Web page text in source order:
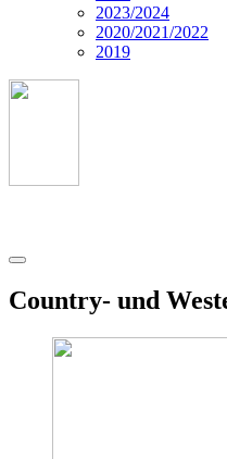
2023/2024
2020/2021/2022
2019
Country- und